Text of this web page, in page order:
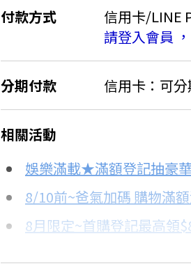
付款方式
信用卡/LINE
請登入會員
分期付款 信用卡：可分
＊實際可分期數、適用利率，
信用卡分期
分期數
3期 0利率
每期金
相關活動
娛樂滿載★滿額登記抽豪
8/10前~爸氣加碼 購物滿
8月限定~首購登記最高領